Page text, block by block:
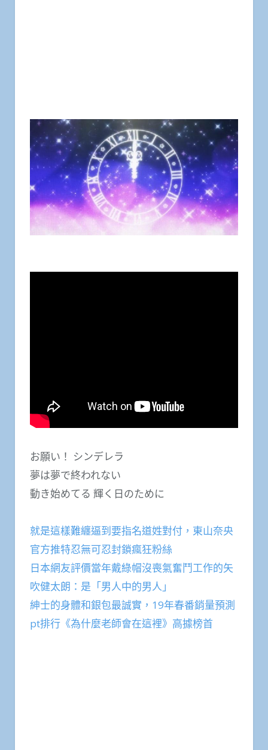
お願い！ シンデレラ
夢は夢で終われない
動き始めてる 輝く日のために
就是這樣難纏逼到要指名道姓對付，東山奈央
官方推特忍無可忍封鎖瘋狂粉絲
日本網友評價當年戴綠帽沒喪氣奮鬥工作的矢
吹健太朗：是「男人中的男人」
紳士的身體和銀包最誠實，19年春番銷量預測
pt排行《為什麼老師會在這裡》高據榜首